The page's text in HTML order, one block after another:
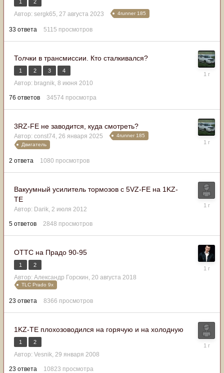
1 2
Автор: sergk65, 27 августа 2023 4runner 185
33 ответа 5115 просмотров
Толчки в трансмиссии. Кто сталкивался?
1 2 3 4
Автор: bragnik, 8 июня 2010
76 ответов 34574 просмотра
3RZ-FE не заводится, куда смотреть?
Автор: const74, 26 января 2025
4runner 185
Двигатель
2 ответа 1080 просмотров
Вакуумный усилитель тормозов с 5VZ-FE на 1KZ-
TE
Автор: Darik, 2 июля 2012
5 ответов 2848 просмотров
ОТТС на Прадо 90-95
1 2
Автор: Александр Горскин, 20 августа 2018
TLC Prado 9x
23 ответа 8366 просмотров
1KZ-TE плохозоводился на горячую и на холодную
1 2
Автор: Vesnik, 29 января 2008
23 ответа 10823 просмотра
27